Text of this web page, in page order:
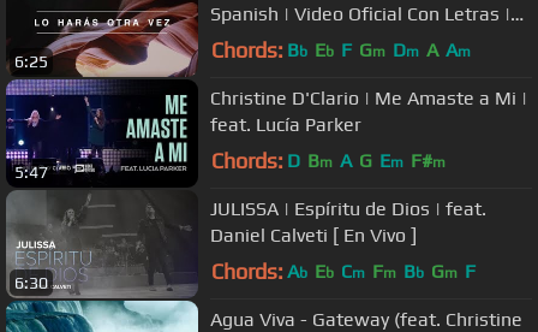
6:25
Spanish | Video Oficial Con Letras |
Elevation Worship
Chords: Bb Eb F Gm Dm A Am
5:47
Christine D'Clario | Me Amaste a Mi |
feat. Lucía Parker
Chords: D Bm A G Em F#m
6:30
JULISSA | Espíritu de Dios | feat.
Daniel Calveti [ En Vivo ]
Chords: Ab Eb Cm Fm Bb Gm F
Agua Viva - Gateway (feat. Christine